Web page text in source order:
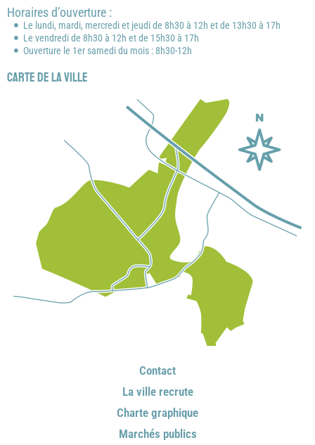
Horaires d’ouverture :
Le lundi, mardi, mercredi et jeudi de 8h30 à 12h et de 13h30 à 17h
Le vendredi de 8h30 à 12h et de 15h30 à 17h
Ouverture le 1er samedi du mois : 8h30-12h
Carte de la ville
Contact
La ville recrute
Charte graphique
Marchés publics